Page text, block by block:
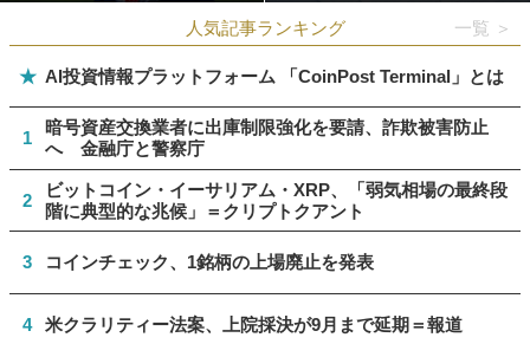
人気記事ランキング 一覧 ＞
★ AI投資情報プラットフォーム 「CoinPost Terminal」とは
1
暗号資産交換業者に出庫制限強化を要請、詐欺被害防止
へ 金融庁と警察庁
2
ビットコイン・イーサリアム・XRP、「弱気相場の最終段
階に典型的な兆候」＝クリプトクアント
3 コインチェック、1銘柄の上場廃止を発表
4 米クラリティー法案、上院採決が9月まで延期＝報道